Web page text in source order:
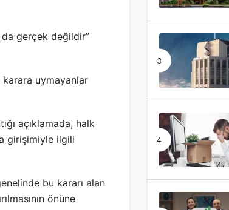
gerçek değildir”
karara uymayanlar
açıklamada, halk
girişimiyle ilgili
bu kararı alan
önüne